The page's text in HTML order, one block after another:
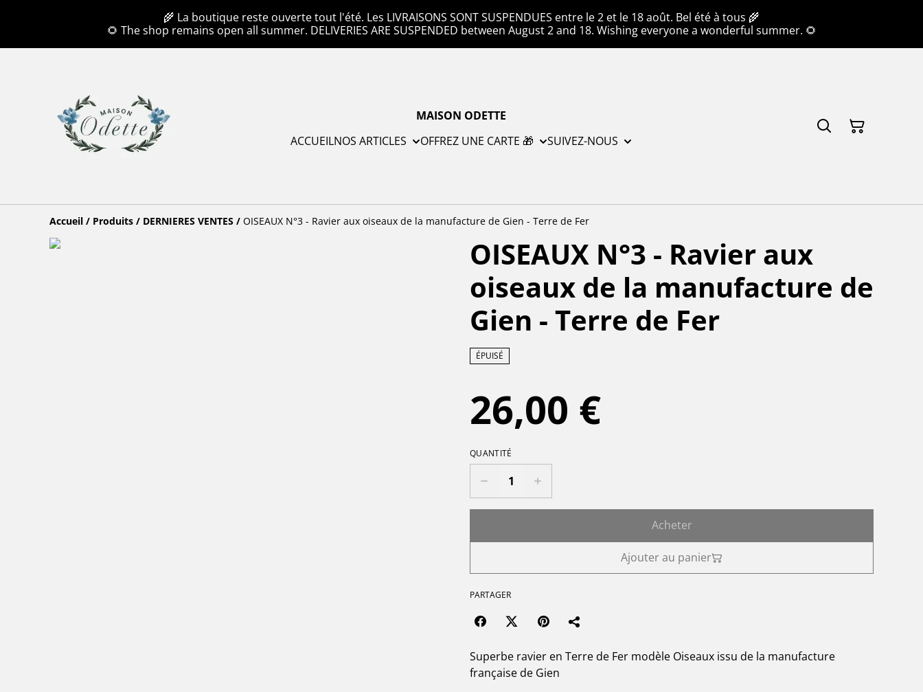
🌾 La boutique reste ouverte tout l'été. Les LIVRAISONS SONT SUSPENDUES entre le 2 et le 18 août. Bel été à tous 🌾
🌻 The shop remains open all summer. DELIVERIES ARE SUSPENDED between August 2 and 18. Wishing everyone a wonderful summer. 🌻
MAISON ODETTE
ACCUEILNOS ARTICLES OFFREZ UNE CARTE 🎁 SUIVEZ-NOUS
Accueil / Produits / DERNIERES VENTES / OISEAUX N°3 - Ravier aux oiseaux de la manufacture de Gien - Terre de Fer
OISEAUX N°3 - Ravier aux
oiseaux de la manufacture de
Gien - Terre de Fer
ÉPUISÉ
26,00 €
QUANTITÉ
Acheter
Ajouter au panier
PARTAGER
Superbe ravier en Terre de Fer modèle Oiseaux issu de la manufacture
française de Gien